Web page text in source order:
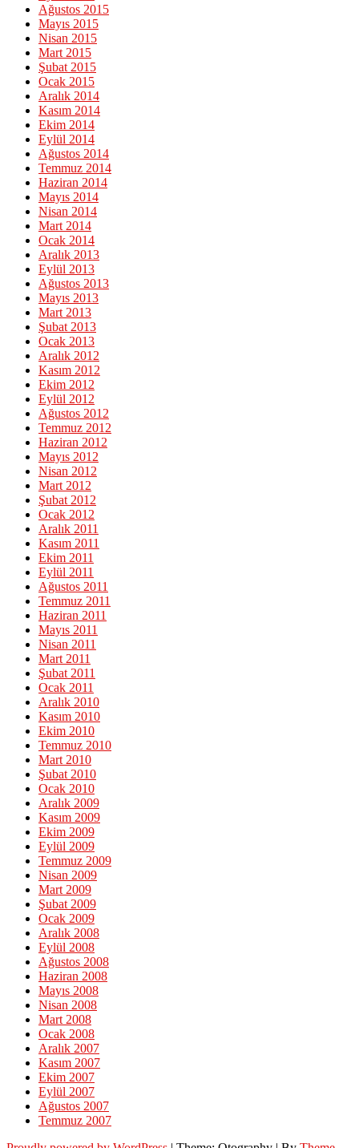
Ağustos 2015
Mayıs 2015
Nisan 2015
Mart 2015
Şubat 2015
Ocak 2015
Aralık 2014
Kasım 2014
Ekim 2014
Eylül 2014
Ağustos 2014
Temmuz 2014
Haziran 2014
Mayıs 2014
Nisan 2014
Mart 2014
Ocak 2014
Aralık 2013
Eylül 2013
Ağustos 2013
Mayıs 2013
Mart 2013
Şubat 2013
Ocak 2013
Aralık 2012
Kasım 2012
Ekim 2012
Eylül 2012
Ağustos 2012
Temmuz 2012
Haziran 2012
Mayıs 2012
Nisan 2012
Mart 2012
Şubat 2012
Ocak 2012
Aralık 2011
Kasım 2011
Ekim 2011
Eylül 2011
Ağustos 2011
Temmuz 2011
Haziran 2011
Mayıs 2011
Nisan 2011
Mart 2011
Şubat 2011
Ocak 2011
Aralık 2010
Kasım 2010
Ekim 2010
Temmuz 2010
Mart 2010
Şubat 2010
Ocak 2010
Aralık 2009
Kasım 2009
Ekim 2009
Eylül 2009
Temmuz 2009
Nisan 2009
Mart 2009
Şubat 2009
Ocak 2009
Aralık 2008
Eylül 2008
Ağustos 2008
Haziran 2008
Mayıs 2008
Nisan 2008
Mart 2008
Ocak 2008
Aralık 2007
Kasım 2007
Ekim 2007
Eylül 2007
Ağustos 2007
Temmuz 2007